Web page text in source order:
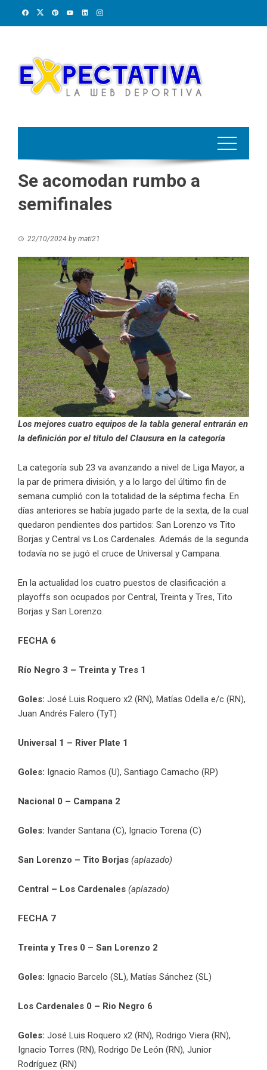
Se acomodan rumbo a
semifinales
22/10/2024 by mati21
Los mejores cuatro equipos de la tabla general entrarán en
la definición por el título del Clausura en la categoría
La categoría sub 23 va avanzando a nivel de Liga Mayor, a
la par de primera división, y a lo largo del último fin de
semana cumplió con la totalidad de la séptima fecha. En
días anteriores se había jugado parte de la sexta, de la cual
quedaron pendientes dos partidos: San Lorenzo vs Tito
Borjas y Central vs Los Cardenales. Además de la segunda
todavía no se jugó el cruce de Universal y Campana.
En la actualidad los cuatro puestos de clasificación a
playoffs son ocupados por Central, Treinta y Tres, Tito
Borjas y San Lorenzo.
FECHA 6
Río Negro 3 – Treinta y Tres 1
Goles: José Luis Roquero x2 (RN), Matías Odella e/c (RN),
Juan Andrés Falero (TyT)
Universal 1 – River Plate 1
Goles: Ignacio Ramos (U), Santiago Camacho (RP)
Nacional 0 – Campana 2
Goles: Ivander Santana (C), Ignacio Torena (C)
San Lorenzo – Tito Borjas (aplazado)
Central – Los Cardenales (aplazado)
FECHA 7
Treinta y Tres 0 – San Lorenzo 2
Goles: Ignacio Barcelo (SL), Matías Sánchez (SL)
Los Cardenales 0 – Rio Negro 6
Goles: José Luis Roquero x2 (RN), Rodrigo Viera (RN),
Ignacio Torres (RN), Rodrigo De León (RN), Junior
Rodríguez (RN)